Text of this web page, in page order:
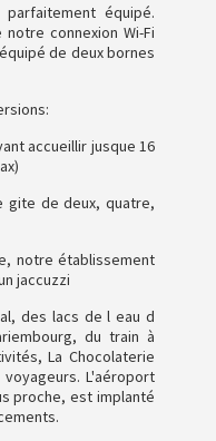
équipé.
connexion Wi-Fi
de deux bornes
accueillir jusque 16
gite de deux, quatre,
notre établissement
jaccuzzi
des lacs de l eau d
du train à
La Chocolaterie
L'aéroport
proche, est implanté